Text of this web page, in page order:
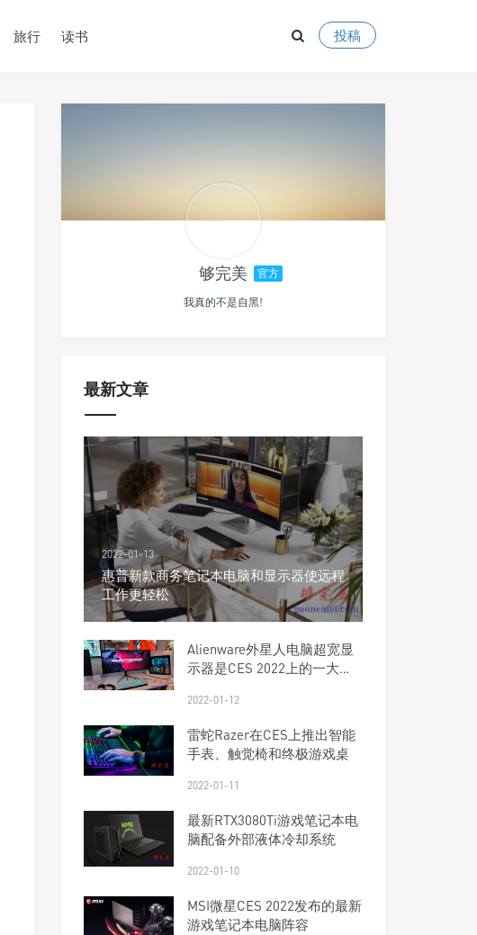
旅行 读书 投稿
够完美 官方
我真的不是自黑!
最新文章
2022-01-13
惠普新款商务笔记本电脑和显示器使远程
工作更轻松
Alienware外星人电脑超宽显
示器是CES 2022上的一大亮
2022-01-12
雷蛇Razer在CES上推出智能
手表、触觉椅和终极游戏桌
2022-01-11
最新RTX3080Ti游戏笔记本电
脑配备外部液体冷却系统
2022-01-10
MSI微星CES 2022发布的最新
游戏笔记本电脑阵容